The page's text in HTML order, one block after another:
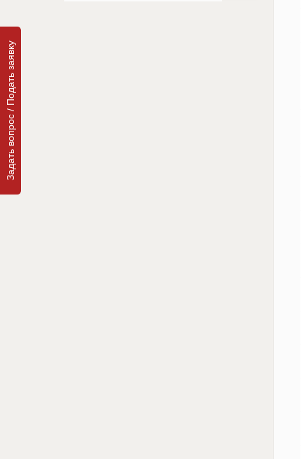
Задать вопрос / Подать заявку